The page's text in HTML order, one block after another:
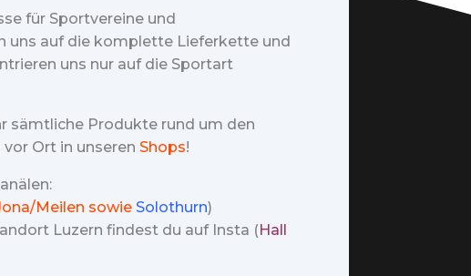
für Sportvereine und
uns auf die komplette Lieferkette und
uns nur auf die Sportart
sämtliche Produkte rund um den
Ort in unseren Shops!
Meilen sowie Solothurn)
Luzern findest du auf Insta (Hall